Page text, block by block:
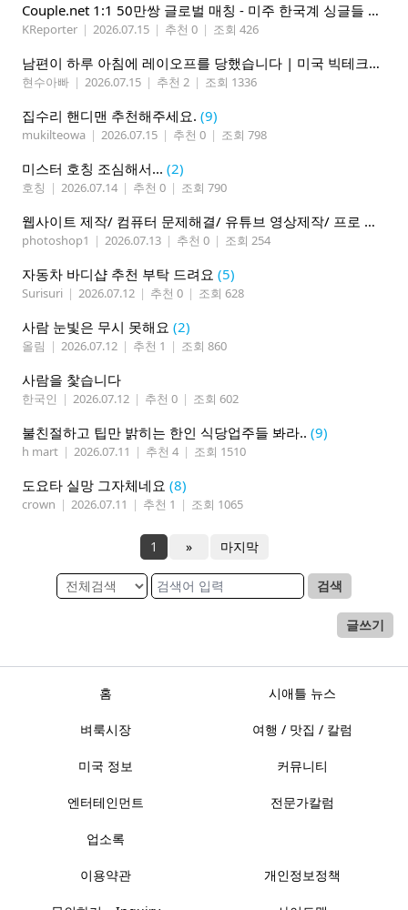
Couple.net 1:1 50만쌍 글로벌 매칭 - 미주 한국계 싱글들 모이세요
KReporter | 2026.07.15 | 추천 0 | 조회 426
남편이 하루 아침에 레이오프를 당했습니다 | 미국 빅테크의 현실
현수아빠 | 2026.07.15 | 추천 2 | 조회 1336
집수리 핸디맨 추천해주세요. (9)
mukilteowa | 2026.07.15 | 추천 0 | 조회 798
미스터 호칭 조심해서... (2)
호칭 | 2026.07.14 | 추천 0 | 조회 790
웹사이트 제작/ 컴퓨터 문제해결/ 유튜브 영상제작/ 프로 사진촬영
photoshop1 | 2026.07.13 | 추천 0 | 조회 254
자동차 바디샵 추천 부탁 드려요 (5)
Surisuri | 2026.07.12 | 추천 0 | 조회 628
사람 눈빛은 무시 못해요 (2)
올림 | 2026.07.12 | 추천 1 | 조회 860
사람을 찿습니다
한국인 | 2026.07.12 | 추천 0 | 조회 602
불친절하고 팁만 밝히는 한인 식당업주들 봐라.. (9)
h mart | 2026.07.11 | 추천 4 | 조회 1510
도요타 실망 그자체네요 (8)
crown | 2026.07.11 | 추천 1 | 조회 1065
1 » 마지막
검색
글쓰기
홈 시애틀 뉴스
벼룩시장 여행 / 맛집 / 칼럼
미국 정보 커뮤니티
엔터테인먼트 전문가칼럼
업소록
이용약관 개인정보정책